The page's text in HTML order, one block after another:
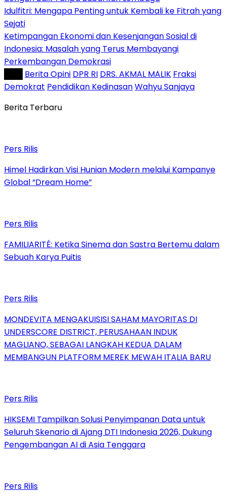
Idulfitri: Mengapa Penting untuk Kembali ke Fitrah yang
Sejati
Ketimpangan Ekonomi dan Kesenjangan Sosial di
Indonesia: Masalah yang Terus Membayangi
Perkembangan Demokrasi
Berita Opini DPR RI DRS. AKMAL MALIK Fraksi
Demokrat Pendidikan KedinasanWahyu Sanjaya
Berita Terbaru
Pers Rilis
Himel Hadirkan Visi Hunian Modern melalui Kampanye
Global “Dream Home”
Pers Rilis
FAMILIARITÉ: Ketika Sinema dan Sastra Bertemu dalam
Sebuah Karya Puitis
Pers Rilis
MONDEVITA MENGAKUISISI SAHAM MAYORITAS DI
UNDERSCORE DISTRICT, PERUSAHAAN INDUK
MAGLIANO, SEBAGAI LANGKAH KEDUA DALAM
MEMBANGUN PLATFORM MEREK MEWAH ITALIA BARU
Pers Rilis
HIKSEMI Tampilkan Solusi Penyimpanan Data untuk
Seluruh Skenario di Ajang DTI Indonesia 2026, Dukung
Pengembangan AI di Asia Tenggara
Pers Rilis